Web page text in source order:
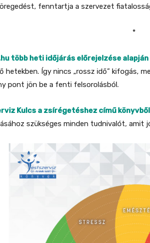
fenntartja a szervezet
*
több heti időjárás előrejelzése alapján
hetekben. Így nincs „rossz idő” kifogás,
pont jön be a fenti felsorolásból.
Kulcs a zsírégetéshez című könyvből
szükséges minden tudnivalót, amit